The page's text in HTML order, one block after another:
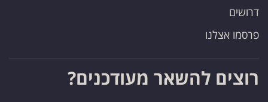
דרושים
פרסמו אצלנו
רוצים להשאר מעודכנים?